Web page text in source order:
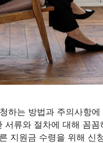
하는 방법과 주의사항
서류와 절차에 대해 꼼
지원금 수령을 위해 신